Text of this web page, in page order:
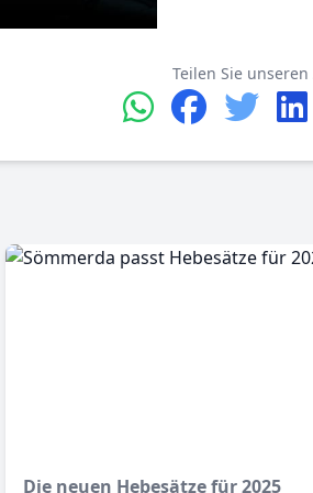
Teilen Sie
Die neuen Hebesätze für 2025